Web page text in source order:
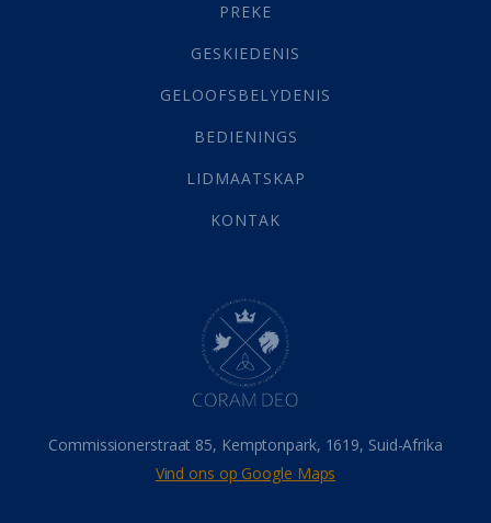
(21)
Grys Areas(4)
Lewensdoel(3)
Selfondersoek(1)
Werk(22)
(142)
Hemel (31)
Israel (14)
Millennium(1)
Oordeelsdag(19)
Verheerlikte liggaam
Wederkoms
(27)
Gebed(87)
PREKE
GESKIEDENIS
GELOOFSBELYDENIS
BEDIENINGS
LIDMAATSKAP
KONTAK
Commissionerstraat 85, Kemptonpark, 1619, Suid-Afrika
Vind ons op Google Maps